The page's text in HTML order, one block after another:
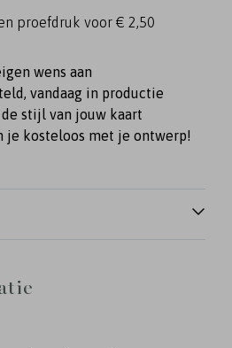
proefdruk voor € 2,50
wens aan
vandaag in productie
stijl van jouw kaart
je kosteloos met je ontwerp!